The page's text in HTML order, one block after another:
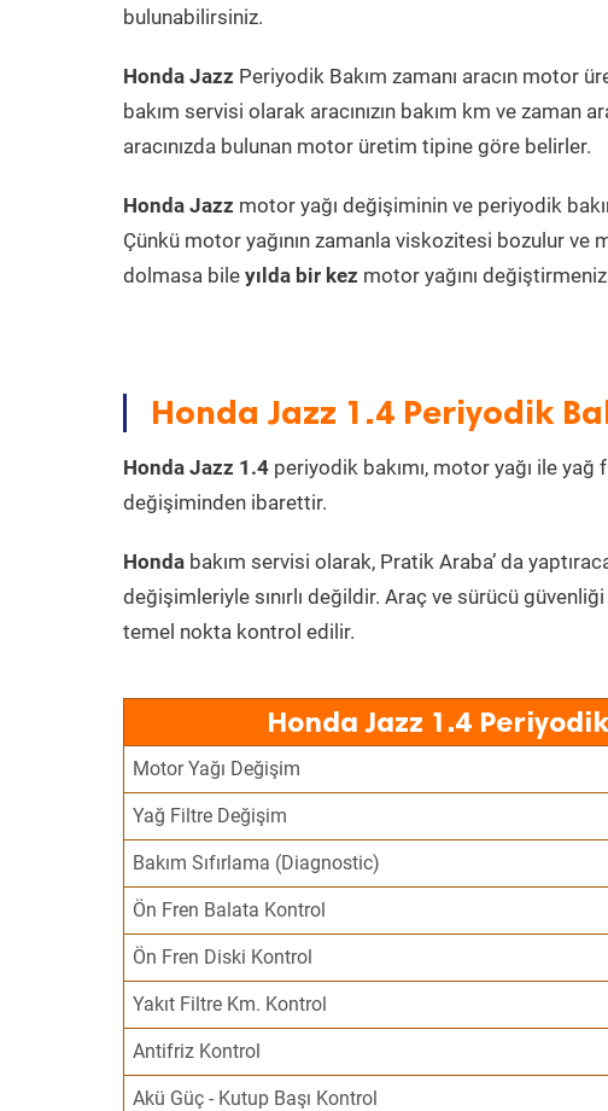
bulunabilirsiniz.
Honda Jazz Periyodik Bakım zamanı aracın motor
bakım servisi olarak aracınızın bakım km ve zaman
aracınızda bulunan motor üretim tipine göre belirler.
Honda Jazz motor yağı değişiminin ve periyodik
Çünkü motor yağının zamanla viskozitesi bozulur
dolmasa bile yılda bir kez motor yağını
Honda Jazz 1.4 Periyodik
Honda Jazz 1.4 periyodik bakımı, motor yağı ile
değişiminden ibarettir.
Honda bakım servisi olarak, Pratik Araba’ da
değişimleriyle sınırlı değildir. Araç ve sürücü
temel nokta kontrol edilir.
Honda Jazz 1.4
Motor Yağı Değişim
Yağ Filtre Değişim
Bakım Sıfırlama (Diagnostic)
Ön Fren Balata Kontrol
Ön Fren Diski Kontrol
Yakıt Filtre Km. Kontrol
Antifriz Kontrol
Akü Güç - Kutup Başı Kontrol